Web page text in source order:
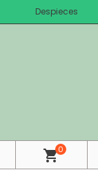
Despieces
shopping_cart0